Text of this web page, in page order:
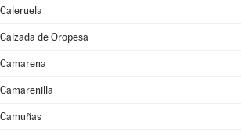
Caleruela
Calzada de Oropesa
Camarena
Camarenilla
Camuñas